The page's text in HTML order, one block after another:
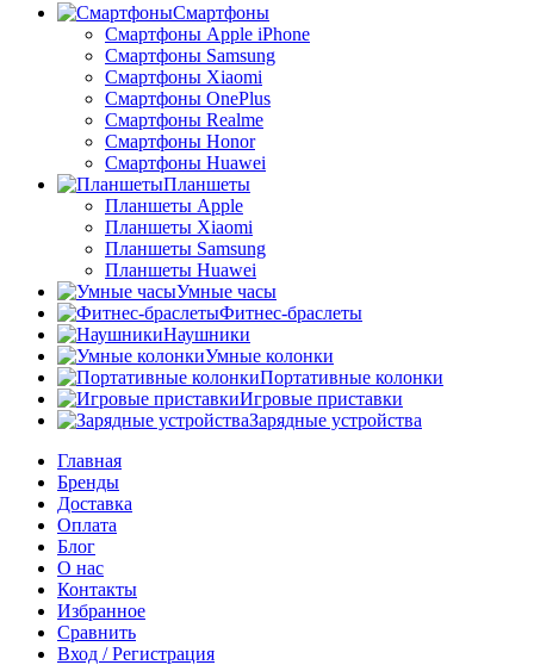
Смартфоны
Смартфоны Apple iPhone
Смартфоны Samsung
Смартфоны Xiaomi
Смартфоны OnePlus
Смартфоны Realme
Смартфоны Honor
Смартфоны Huawei
Планшеты
Планшеты Apple
Планшеты Xiaomi
Планшеты Samsung
Планшеты Huawei
Умные часы
Фитнес-браслеты
Наушники
Умные колонки
Портативные колонки
Игровые приставки
Зарядные устройства
Главная
Бренды
Доставка
Оплата
Блог
О нас
Контакты
Избранное
Сравнить
Вход / Регистрация